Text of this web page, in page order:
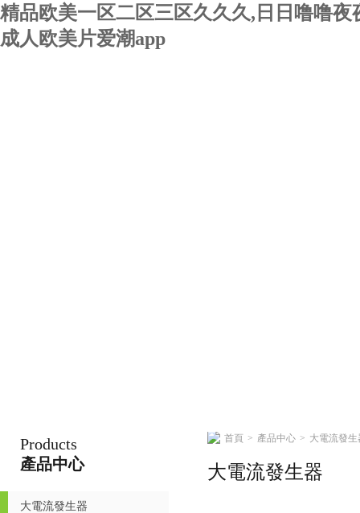
精品欧美一区二区三区久久久,日日噜噜
成人欧美片爱潮app
揚州志力電氣科技有限公司/揚州高壓測試儀
Products
產品中心
大電流發生器
首頁 > 產品中心 > 大電流發生
大電流發生器